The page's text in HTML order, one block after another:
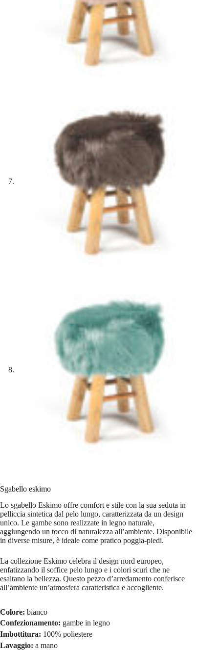
Sgabello eskimo
Lo sgabello Eskimo offre comfort e stile con la sua seduta in
pelliccia sintetica dal pelo lungo, caratterizzata da un design
unico. Le gambe sono realizzate in legno naturale,
aggiungendo un tocco di naturalezza all’ambiente. Disponibile
in diverse misure, è ideale come pratico poggia-piedi.
La collezione Eskimo celebra il design nord europeo,
enfatizzando il soffice pelo lungo e i colori scuri che ne
esaltano la bellezza. Questo pezzo d’arredamento conferisce
all’ambiente un’atmosfera caratteristica e accogliente.
Colore: bianco
Confezionamento: gambe in legno
Imbottitura: 100% poliestere
Lavaggio: a mano